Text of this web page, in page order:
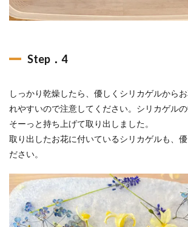
Step．4
しっかり乾燥したら、優しくシリカゲルから
れやすいので注意してください。シリカゲルの
そーっと持ち上げて取り出しました。
取り出したお花に付いているシリカゲルも、
ださい。